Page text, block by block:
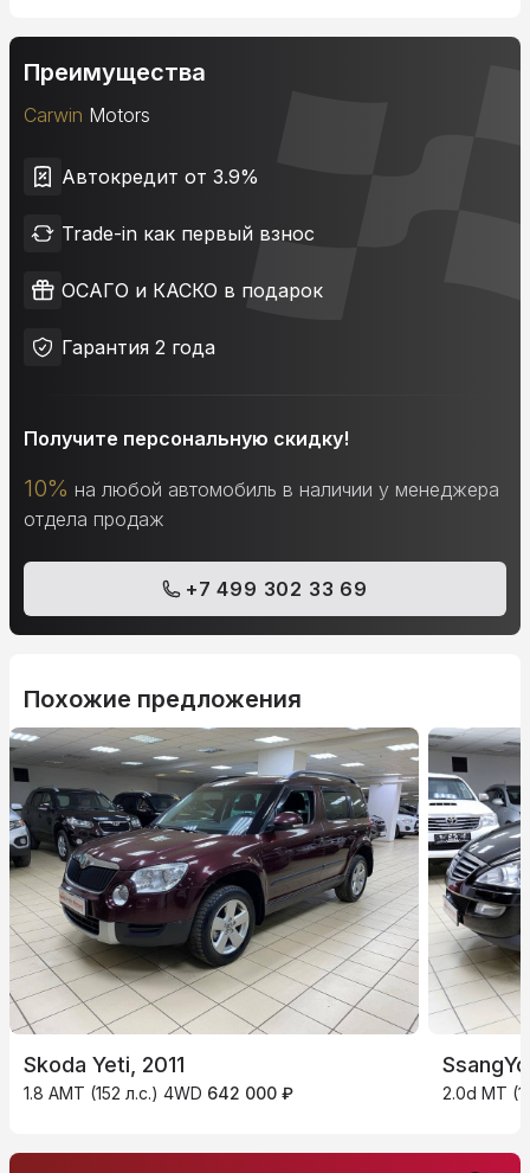
Преимущества
Carwin Motors
Автокредит от 3.9%
Trade-in как первый взнос
ОСАГО и КАСКО в подарок
Гарантия 2 года
Получите персональную скидку!
10% на любой автомобиль в наличии у менеджера
отдела продаж
+7 499 302 33 69
Похожие предложения
Skoda Yeti, 2011
1.8 AMT (152 л.с.) 4WD 642 000 ₽ 2.0d MT